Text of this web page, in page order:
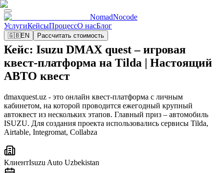
NomadNocode
УслугиКейсыПроцессО насБлог
🇬🇧EN Рассчитать стоимость
Кейс: Isuzu DMAX quest – игровая
квест-платформа на Tilda | Настоящий
АВТО квест
dmaxquest.uz - это онлайн квест-платформа с личным
кабинетом, на которой проводится ежегодный крупный
автоквест из нескольких этапов. Главный приз – автомобиль
ISUZU. Для создания проекта использовались сервисы Tilda,
Airtable, Integromat, Collabza
КлиентIsuzu Auto Uzbekistan